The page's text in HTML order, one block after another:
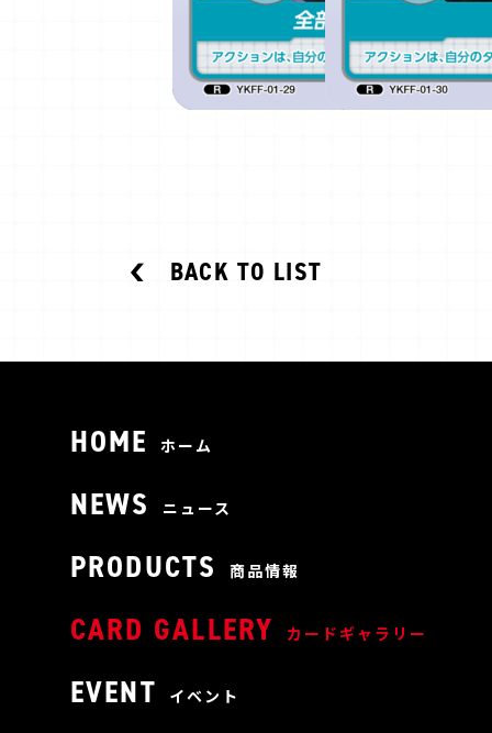
BACK TO LIST
HOME ホーム
NEWS ニュース
PRODUCTS 商品情報
CARD GALLERY カードギャラリー
EVENT イベント